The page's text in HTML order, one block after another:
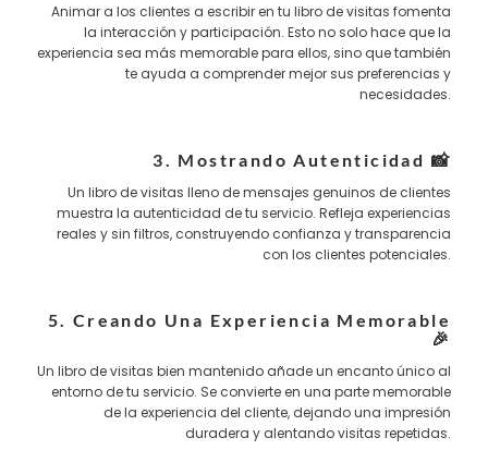
Animar a los clientes a escribir en tu libro de visitas fomenta
la interacción y participación. Esto no solo hace que la
experiencia sea más memorable para ellos, sino que también
te ayuda a comprender mejor sus preferencias y
necesidades.
3. Mostrando Autenticidad 📸
Un libro de visitas lleno de mensajes genuinos de clientes
muestra la autenticidad de tu servicio. Refleja experiencias
reales y sin filtros, construyendo confianza y transparencia
con los clientes potenciales.
5. Creando Una Experiencia Memorable
🎉
Un libro de visitas bien mantenido añade un encanto único al
entorno de tu servicio. Se convierte en una parte memorable
de la experiencia del cliente, dejando una impresión
duradera y alentando visitas repetidas.